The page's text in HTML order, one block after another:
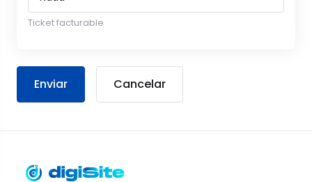
Ticket facturable
Cancelar